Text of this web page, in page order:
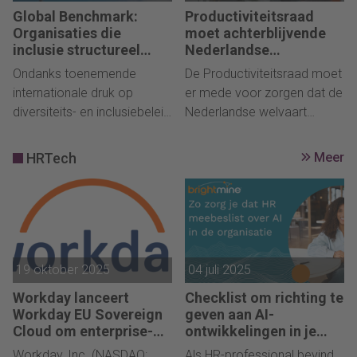
crisissituaties.
Global Benchmark:
Organisaties die
inclusie structureel
verankeren presteren
beter, aantal daalt
Ondanks toenemende
internationale druk op
diversiteits- en inclusiebeleid
inclusie structureel hebben
Dat blijkt uit de Workplace
Pride Global Benchmark
2026, waarin werkgevers
worden beoordeeld op hun
lhbtiq+-inclusiebeleid.
Productiviteitsraad
moet achterblijvende
Nederlandse
arbeidsproductiviteit
versterken
De Productiviteitsraad moet
er mede voor zorgen dat de
Nederlandse welvaart
arbeidsproductiviteit te
geruime tijd achter bij de
productiviteit van andere
landen.
HRTech Meer
19 oktober 2025
Workday lanceert
Workday EU Sovereign
Cloud om enterprise-AI
mogelijk te maken met
04 juli 2025
Checklist om richting te
geven aan AI-
ontwikkelingen in je
organisatie